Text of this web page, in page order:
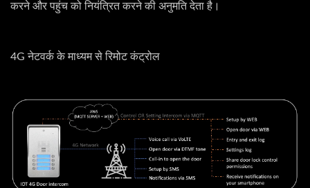
करने और पहुंच को नियंत्रित करने की अनुमति देता है।
4G नेटवर्क के माध्यम से रिमोट कंट्रोल